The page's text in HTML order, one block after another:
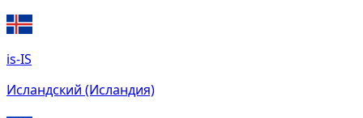
is-IS
Исландский (Исландия)